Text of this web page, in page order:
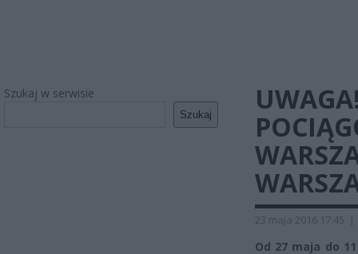
Szukaj w serwisie
Szukaj
23 maja 2016 17:45 |
Od 27 maja do